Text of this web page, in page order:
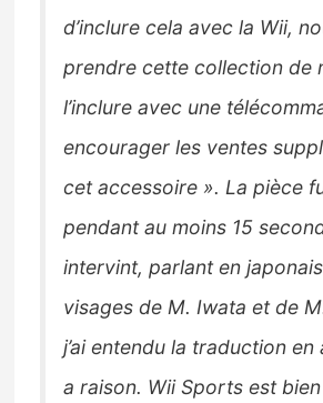
d’inclure cela avec la Wii,
prendre cette collection de
l’inclure avec une
encourager les ventes
cet accessoire ». La pièce
pendant au moins 15
intervint, parlant en
visages de M. Iwata et de
j’ai entendu la traduction en
a raison. Wii Sports est